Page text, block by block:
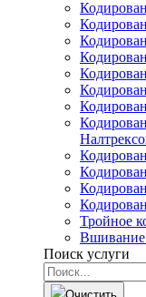
Тройное
Вшивание
Поиск услуги